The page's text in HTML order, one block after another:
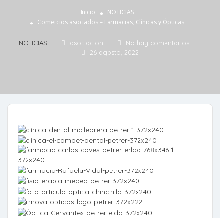
Inicio
NOTICIAS
Comercios asociados – Farmacias, Clínicas y Ópticas
NOTICIAS asociacion
No hay comentarios
26 agosto, 2022